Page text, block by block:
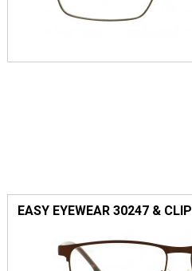
EASY EYEWEAR 30247 & CLIP